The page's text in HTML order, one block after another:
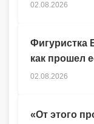
02.08.2026
Фигуристка
как прошел
02.08.2026
«От этого